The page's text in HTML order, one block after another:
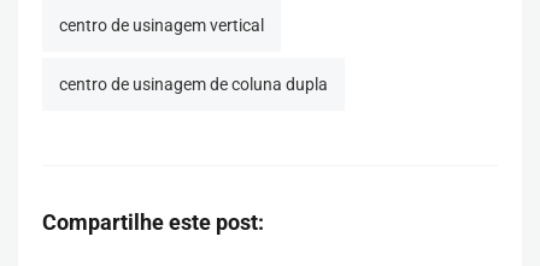
centro de usinagem vertical
centro de usinagem de coluna dupla
Compartilhe este post: